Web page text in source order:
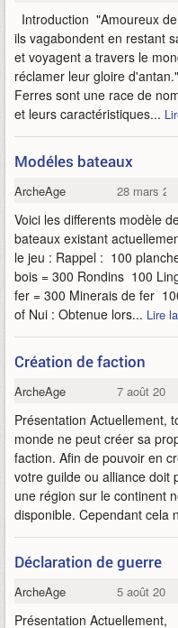
Introduction "Amoureux
ils vagabondent en restant
et voyagent a travers le
réclamer leur gloire
Ferres sont une race de
et leurs caractéristiques...
Modéles bateaux
ArcheAge 28 mars
Voici les differents modèle
bateaux existant
le jeu : Rappel : 100
bois = 300 Rondins 100
fer = 300 Minerais de fer
of Nui : Obtenue lors... Lire
Création de faction
ArcheAge 7 août 2013
Présentation Actuellement,
monde ne peut créer sa
faction. Afin de pouvoir en
votre guilde ou alliance doit
une région sur le continent
disponible. Cependant cela
Déclaration de guerre
ArcheAge 5 août 2013
Présentation Actuellement,